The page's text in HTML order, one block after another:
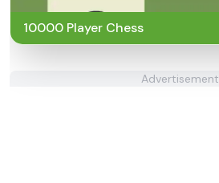
10000 Player Chess
Advertisement